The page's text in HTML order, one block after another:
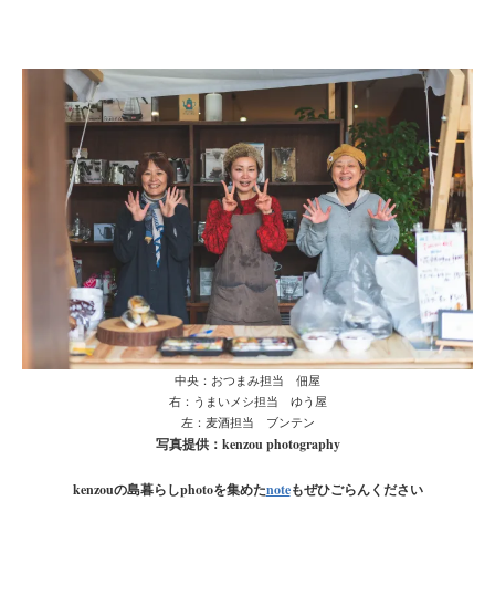
中央：おつまみ担当 佃屋
右：うまいメシ担当 ゆう屋
左：麦酒担当 ブンテン
写真提供：kenzou photography
kenzouの島暮らしphotoを集めたnoteもぜひごらんください